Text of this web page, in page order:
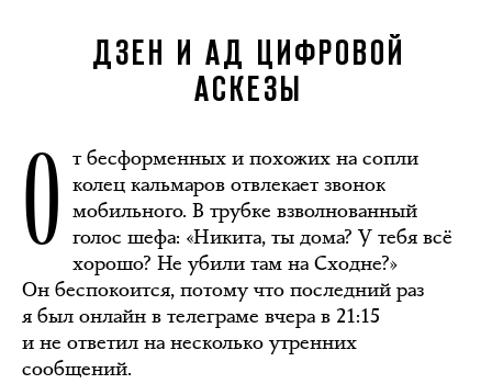
ДЗЕН И АД ЦИФРОВОЙ
АСКЕЗЫ
О т бесформенных и похожих на сопли
колец кальмаров отвлекает звонок
мобильного. В трубке взволнованный
голос шефа: «Никита, ты дома? У тебя всё
хорошо? Не убили там на Сходне?»
Он беспокоится, потому что последний раз
я был онлайн в телеграме вчера в 21:15
и не ответил на несколько утренних
сообщений.